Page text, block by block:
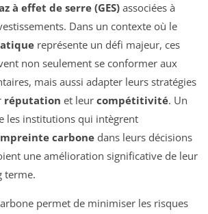
à effet de serre (GES) associées à
Dans un contexte où le
représente un défi majeur, ces
non seulement se conformer aux
mais aussi adapter leurs stratégies
réputation et leur compétitivité. Un
les institutions qui intègrent
carbone dans leurs décisions
une amélioration significative de leur
terme.
permet de minimiser les risques